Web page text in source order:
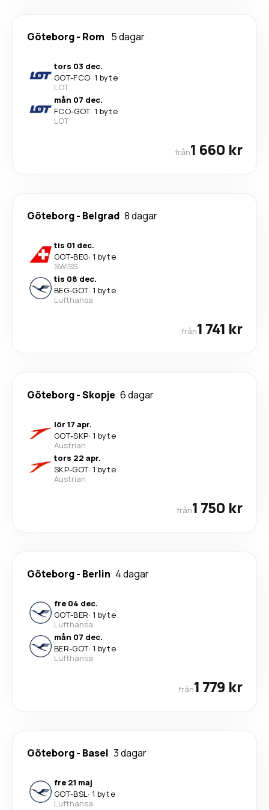
Göteborg- Rom 5 dagar
tors 03 dec.
GOT-FCO· 1 byte
LOT
mån 07 dec.
FCO-GOT· 1 byte
LOT
från1 660 kr
Göteborg- Belgrad 8 dagar
tis 01 dec.
GOT-BEG· 1 byte
SWISS
tis 08 dec.
BEG-GOT· 1 byte
Lufthansa
från1 741 kr
Göteborg-Skopje 6 dagar
lör 17 apr.
GOT-SKP· 1 byte
Austrian
tors 22 apr.
SKP-GOT· 1 byte
Austrian
från1 750 kr
Göteborg- Berlin 4 dagar
fre 04 dec.
GOT-BER· 1 byte
Lufthansa
mån 07 dec.
BER-GOT· 1 byte
Lufthansa
från1 779 kr
Göteborg- Basel 3 dagar
fre 21 maj
GOT-BSL· 1 byte
Lufthansa